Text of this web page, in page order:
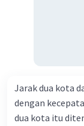
Jarak dua kota
dengan
dua kota itu